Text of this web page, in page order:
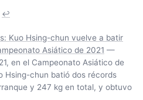
↩
Kuo Hsing-chun vuelve a batir
Asiático de 2021 —
en el Campeonato Asiático de
Hsing-chun batió dos récords
y 247 kg en total, y obtuvo